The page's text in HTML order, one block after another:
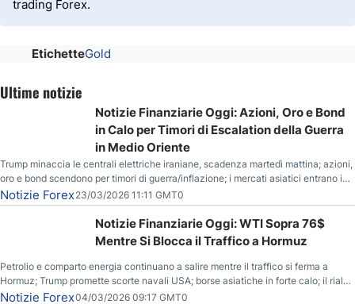
trading Forex.
EtichetteGold
Ultime notizie
Notizie Finanziarie Oggi: Azioni, Oro e Bond
in Calo per Timori di Escalation della Guerra
in Medio Oriente
Trump minaccia le centrali elettriche iraniane, scadenza martedì mattina; azioni,
oro e bond scendono per timori di guerra/inflazione; i mercati asiatici entrano in
correzione; il petrolio greggio resta stabile.
Notizie Forex23/03/2026 11:11 GMT0
Notizie Finanziarie Oggi: WTI Sopra 76$
Mentre Si Blocca il Traffico a Hormuz
Petrolio e comparto energia continuano a salire mentre il traffico si ferma a
Hormuz; Trump promette scorte navali USA; borse asiatiche in forte calo; il rialzo
del gas naturale mette pressione all’euro.
Notizie Forex04/03/2026 09:17 GMT0